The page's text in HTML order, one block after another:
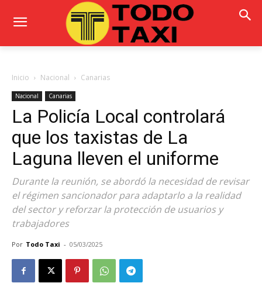
Inicio Nacional Canarias
Nacional Canarias
La Policía Local controlará
que los taxistas de La
Laguna lleven el uniforme
Durante la reunión, se abordó la necesidad de revisar
el régimen sancionador para adaptarlo a la realidad
del sector y reforzar la protección de usuarios y
trabajadores
Por Todo Taxi - 05/03/2025